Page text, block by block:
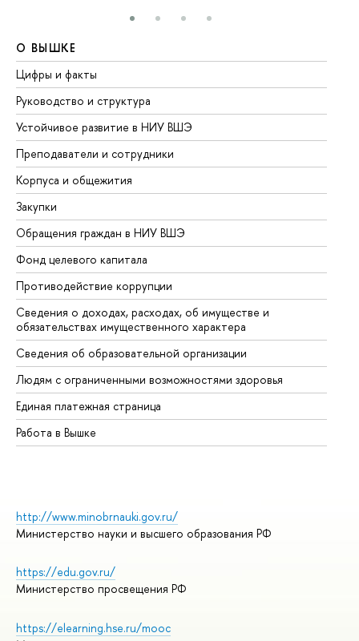
О ВЫШКЕ
Цифры и факты
Руководство и структура
Устойчивое развитие в НИУ ВШЭ
Преподаватели и сотрудники
Корпуса и общежития
Закупки
Обращения граждан в НИУ ВШЭ
Фонд целевого капитала
Противодействие коррупции
Сведения о доходах, расходах, об имуществе и
обязательствах имущественного характера
Сведения об образовательной организации
Людям с ограниченными возможностями здоровья
Единая платежная страница
Работа в Вышке
http://www.minobrnauki.gov.ru/
Министерство науки и высшего образования РФ
https://edu.gov.ru/
Министерство просвещения РФ
https://elearning.hse.ru/mooc